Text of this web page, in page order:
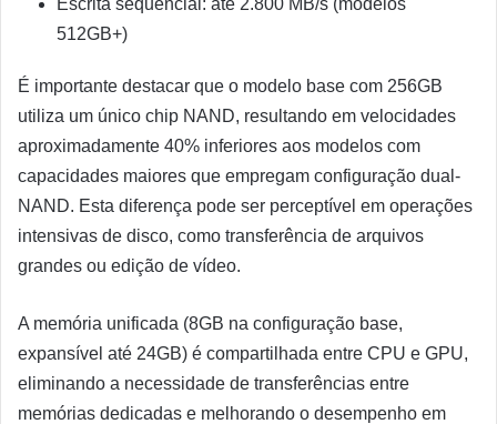
512GB+)
É importante destacar que o modelo base com 256GB
utiliza um único chip NAND, resultando em velocidades
aproximadamente 40% inferiores aos modelos com
capacidades maiores que empregam configuração dual-
NAND. Esta diferença pode ser perceptível em operações
intensivas de disco, como transferência de arquivos
grandes ou edição de vídeo.
A memória unificada (8GB na configuração base,
expansível até 24GB) é compartilhada entre CPU e GPU,
eliminando a necessidade de transferências entre
memórias dedicadas e melhorando o desempenho em